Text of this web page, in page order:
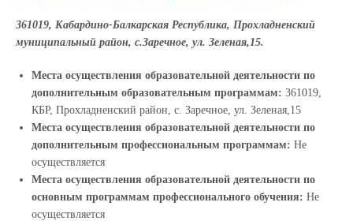
361019, Кабардино-Балкарская Республика, Прохладненский
муниципальный район, с.Заречное, ул. Зеленая,15.
Места осуществления образовательной деятельности по
дополнительным образовательным программам: 361019,
КБР, Прохладненский район, с. Заречное, ул. Зеленая,15
Места осуществления образовательной деятельности по
дополнительным профессиональным программам: Не
осуществляется
Места осуществления образовательной деятельности по
основным программам профессионального обучения: Не
осуществляется